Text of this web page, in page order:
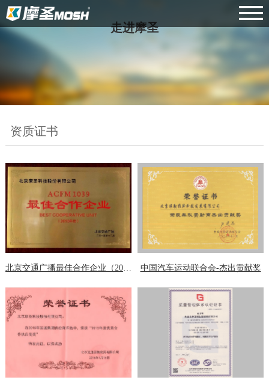
走进摩圣
资质证书
北京交通广播最佳合作企业（2015年度） 中国汽车运动联合会-杰出贡献奖